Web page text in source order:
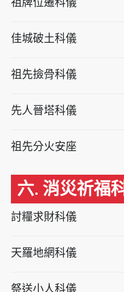
佳城破土科儀
祖先撿骨科儀
先人晉塔科儀
祖先分火安座
六. 消災祈福
討糧求財科儀
天羅地網科儀
祭送小人科儀